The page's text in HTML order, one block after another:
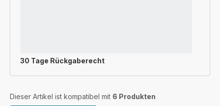
30 Tage Rückgaberecht
Dieser Artikel ist kompatibel mit 6 Produkten